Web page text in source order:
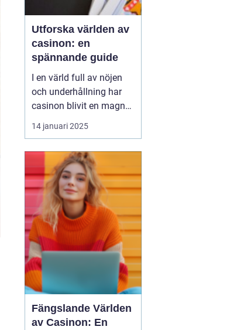
Utforska världen av
casinon: en
spännande guide
I en värld full av nöjen
och underhållning har
casinon blivit en magnet
för människor som söker
spänning och chans att
traditionella
landbaserade casinon
till moderna
onlineplattformar, casi...
14 januari 2025
Fängslande Världen
av Casinon: En